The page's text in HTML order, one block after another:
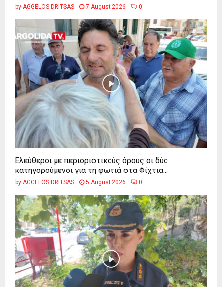
by AGGELOS DRITSAS 7 August 2026 0
Ελεύθεροι με περιοριστικούς όρους οι δύο
κατηγορούμενοι για τη φωτιά στα Φίχτια...
by AGGELOS DRITSAS 5 August 2026 0